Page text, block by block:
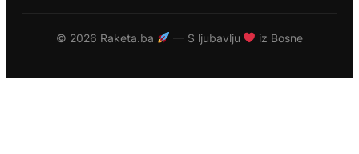
© 2026 Raketa.ba — S ljubavlju iz Bosne